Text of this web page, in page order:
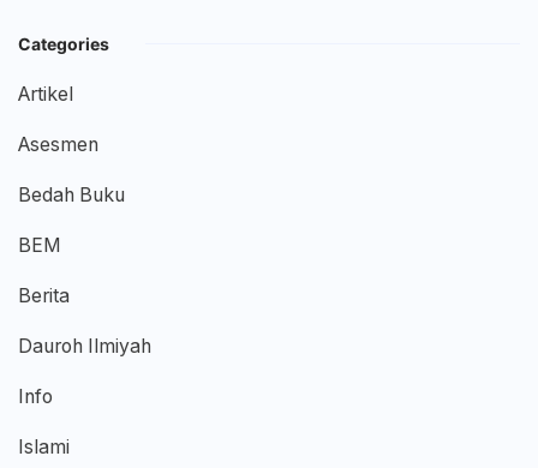
Categories
Artikel
Asesmen
Bedah Buku
BEM
Berita
Dauroh Ilmiyah
Info
Islami